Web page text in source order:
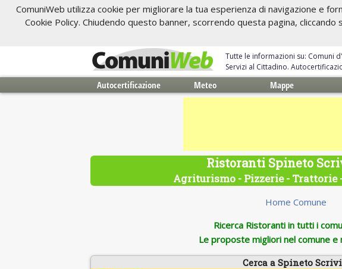
ComuniWeb utilizza cookie per migliorare la tua esperienza di navigazione e
Cookie Policy. Chiudendo questo banner, scorrendo questa pagina,
Tutte le informazioni su: Comuni
Servizi al Cittadino.
Autocertificazione Meteo Mappe
Ristoranti Spineto
Agriturismo - Pizzerie - Trattorie
Home Comune
Ricerca Ristoranti in tutti i
Le proposte migliori nel comune e
Cerca a Spineto